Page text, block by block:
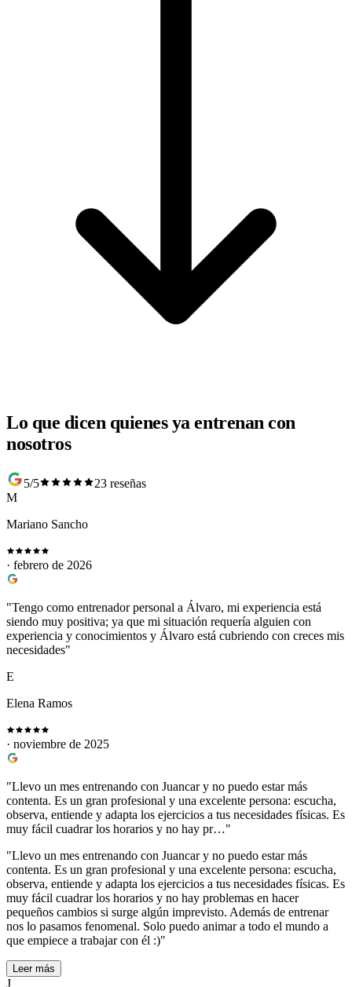
Lo que dicen quienes ya entrenan con
nosotros
5/5
23 reseñas
M
Mariano Sancho
· febrero de 2026
"Tengo como entrenador personal a Álvaro, mi experiencia está
siendo muy positiva; ya que mi situación requería alguien con
experiencia y conocimientos y Álvaro está cubriendo con creces mis
necesidades"
E
Elena Ramos
· noviembre de 2025
"Llevo un mes entrenando con Juancar y no puedo estar más
contenta. Es un gran profesional y una excelente persona: escucha,
observa, entiende y adapta los ejercicios a tus necesidades físicas. Es
muy fácil cuadrar los horarios y no hay pr…"
"Llevo un mes entrenando con Juancar y no puedo estar más
contenta. Es un gran profesional y una excelente persona: escucha,
observa, entiende y adapta los ejercicios a tus necesidades físicas. Es
muy fácil cuadrar los horarios y no hay problemas en hacer
pequeños cambios si surge algún imprevisto. Además de entrenar
nos lo pasamos fenomenal. Solo puedo animar a todo el mundo a
que empiece a trabajar con él :)"
Leer más
J